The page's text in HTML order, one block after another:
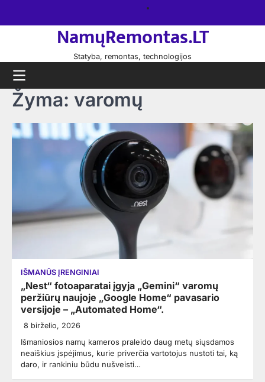
NamųRemontas.LT
Statyba, remontas, technologijos
Žyma: varomų
IŠMANŪS ĮRENGINIAI
„Nest“ fotoaparatai įgyja „Gemini“ varomų
peržiūrų naujoje „Google Home“ pavasario
versijoje – „Automated Home“.
8 birželio, 2026
Išmaniosios namų kameros praleido daug metų siųsdamos
neaiškius įspėjimus, kurie priverčia vartotojus nustoti tai, ką
daro, ir rankiniu būdu nušveisti…